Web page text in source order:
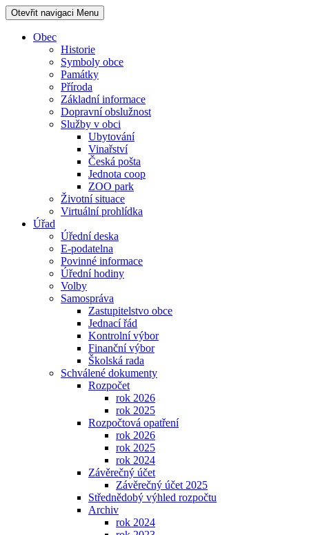
Otevřit navigaci Menu
Obec
Historie
Symboly obce
Památky
Příroda
Základní informace
Dopravní obslužnost
Služby v obci
Ubytování
Vinařství
Česká pošta
Jednota coop
ZOO park
Životní situace
Virtuální prohlídka
Úřad
Úřední deska
E-podatelna
Povinné informace
Úřední hodiny
Volby
Samospráva
Zastupitelstvo obce
Jednací řád
Kontrolní výbor
Finanční výbor
Školská rada
Schválené dokumenty
Rozpočet
rok 2026
rok 2025
Rozpočtová opatření
rok 2026
rok 2025
rok 2024
Závěrečný účet
Závěrečný účet 2025
Střednědobý výhled rozpočtu
Archiv
rok 2024